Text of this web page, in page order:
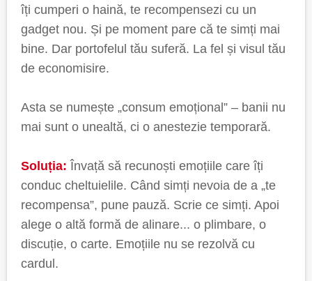
îți cumperi o haină, te recompensezi cu un
gadget nou. Și pe moment pare că te simți mai
bine. Dar portofelul tău suferă. La fel și visul tău
de economisire.
Asta se numește „consum emoțional” – banii nu
mai sunt o unealtă, ci o anestezie temporară.
Soluția: Învață să recunoști emoțiile care îți
conduc cheltuielile. Când simți nevoia de a „te
recompensa”, pune pauză. Scrie ce simți. Apoi
alege o altă formă de alinare... o plimbare, o
discuție, o carte. Emoțiile nu se rezolvă cu
cardul.